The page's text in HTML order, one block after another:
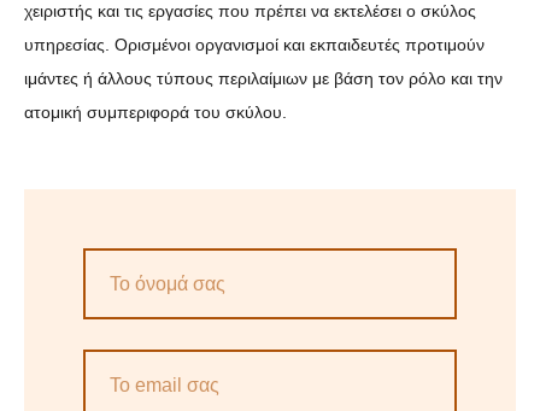
χειριστής και τις εργασίες που πρέπει να εκτελέσει ο σκύλος
υπηρεσίας. Ορισμένοι οργανισμοί και εκπαιδευτές προτιμούν
ιμάντες ή άλλους τύπους περιλαίμιων με βάση τον ρόλο και την
ατομική συμπεριφορά του σκύλου.